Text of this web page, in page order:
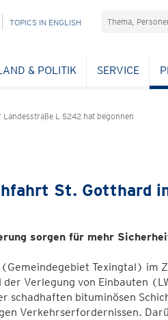
TOPICS IN ENGLISH Suchefeld
& POLITIK SERVICE
L 5242 hat begonnen
St. Gotthard
sorgen für mehr
Texingtal) im
Verlegung von Einbauten
schadhaften bituminösen
Verkehrserfordernissen.